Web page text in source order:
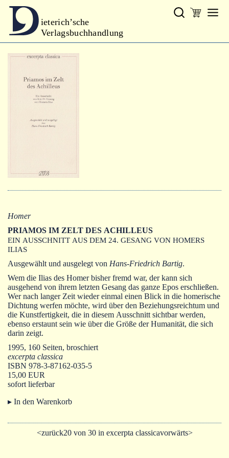
ieterich’sche
Verlagsbuchhandlung
Autoren
Homer
PRIAMOS IM ZELT DES ACHILLEUS
EIN AUSSCHNITT AUS DEM 24. GESANG VON HOMERS
ILIAS
Ausgewählt und ausgelegt von Hans-Friedrich Bartig.
Wem die Ilias des Homer bisher fremd war, der kann sich
ausgehend von ihrem letzten Gesang das ganze Epos erschließen.
Wer nach langer Zeit wieder einmal einen Blick in die homerische
Dichtung werfen möchte, wird über den Beziehungsreichtum und
die Kunstfertigkeit, die in diesem Ausschnitt sichtbar werden,
ebenso erstaunt sein wie über die Größe der Humanität, die sich
darin zeigt.
1995, 160 Seiten, broschiert
excerpta classica
ISBN 978-3-87162-035-5
15,00 EUR
sofort lieferbar
▸ In den Warenkorb
<zurück20 von 30 in excerpta classicavorwärts>